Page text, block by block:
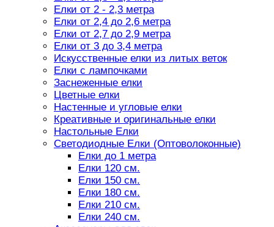
Елки от 2 - 2,3 метра
Елки от 2,4 до 2,6 метра
Елки от 2,7 до 2,9 метра
Елки от 3 до 3,4 метра
Искусственные елки из литых веток
Елки с лампочками
Заснеженные елки
Цветные елки
Настенные и угловые елки
Креативные и оригинальные елки
Настольные Елки
Светодиодные Елки (Оптоволоконные)
Елки до 1 метра
Елки 120 см.
Елки 150 см.
Елки 180 см.
Елки 210 см.
Елки 240 см.